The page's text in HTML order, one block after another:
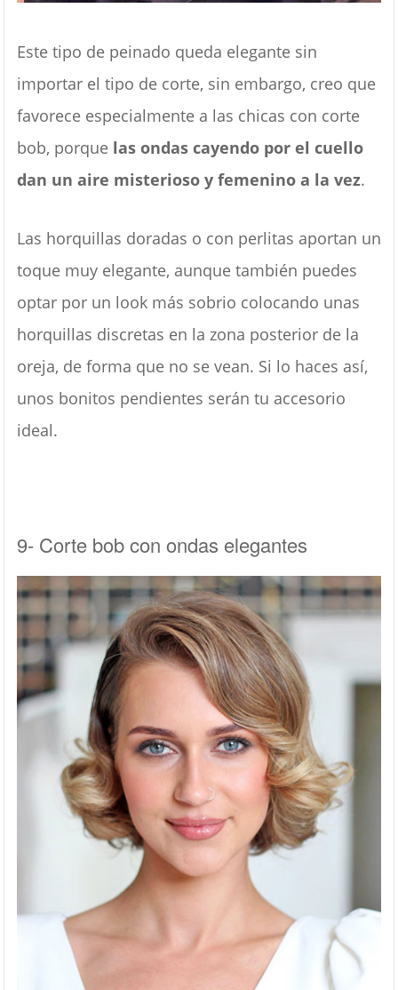
Este tipo de peinado queda elegante sin
importar el tipo de corte, sin embargo, creo que
favorece especialmente a las chicas con corte
bob, porque las ondas cayendo por el cuello
dan un aire misterioso y femenino a la vez.
Las horquillas doradas o con perlitas aportan un
toque muy elegante, aunque también puedes
optar por un look más sobrio colocando unas
horquillas discretas en la zona posterior de la
oreja, de forma que no se vean. Si lo haces así,
unos bonitos pendientes serán tu accesorio
ideal.
9- Corte bob con ondas elegantes